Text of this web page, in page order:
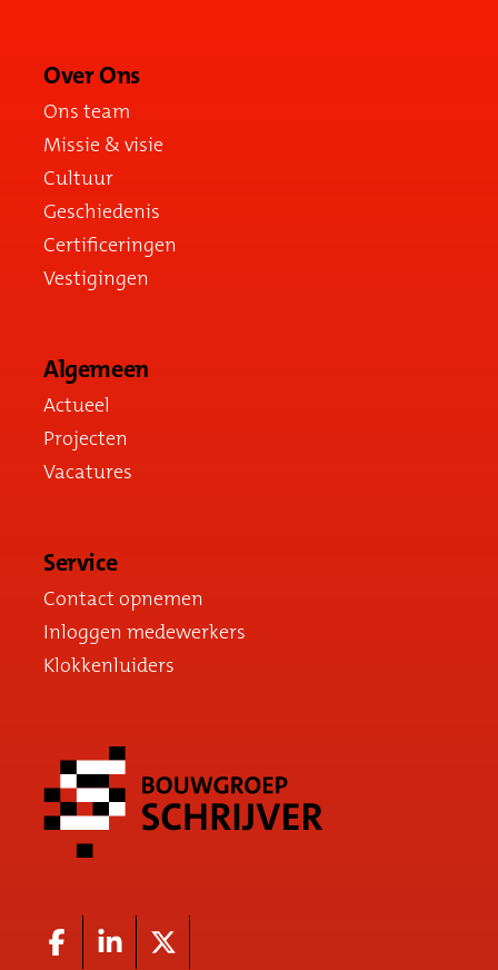
Over Ons
Ons team
Missie & visie
Cultuur
Geschiedenis
Certificeringen
Vestigingen
Algemeen
Actueel
Projecten
Vacatures
Service
Contact opnemen
Inloggen medewerkers
Klokkenluiders